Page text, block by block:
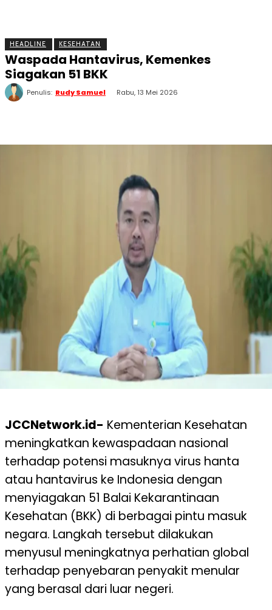
HEADLINE KESEHATAN
Waspada Hantavirus, Kemenkes
Siagakan 51 BKK
Penulis: Rudy Samuel Rabu, 13 Mei 2026
JCCNetwork.id- Kementerian Kesehatan
meningkatkan kewaspadaan nasional
terhadap potensi masuknya virus hanta
atau hantavirus ke Indonesia dengan
menyiagakan 51 Balai Kekarantinaan
Kesehatan (BKK) di berbagai pintu masuk
negara. Langkah tersebut dilakukan
menyusul meningkatnya perhatian global
terhadap penyebaran penyakit menular
yang berasal dari luar negeri.